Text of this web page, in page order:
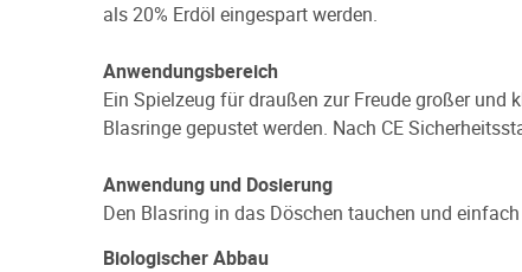
als 20% Erdöl eingespart werden.
Anwendungsbereich
Ein Spielzeug für draußen zur Freude großer und
Blasringe gepustet werden. Nach CE
Anwendung und Dosierung
Den Blasring in das Döschen tauchen und
Biologischer Abbau